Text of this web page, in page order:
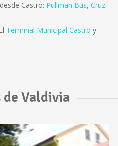
Castro: Pullman Bus, Cruz
Terminal Municipal Castro y
de Valdivia